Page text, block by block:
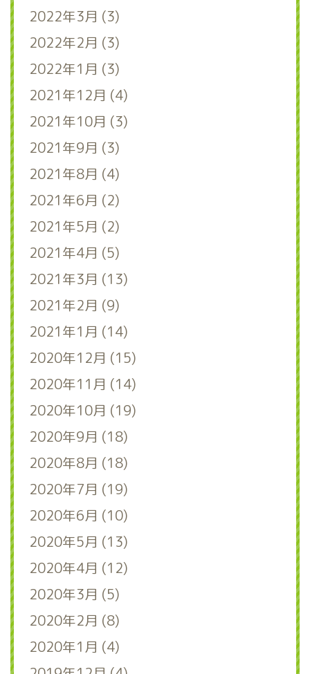
2022年3月 (3)
2022年2月 (3)
2022年1月 (3)
2021年12月 (4)
2021年10月 (3)
2021年9月 (3)
2021年8月 (4)
2021年6月 (2)
2021年5月 (2)
2021年4月 (5)
2021年3月 (13)
2021年2月 (9)
2021年1月 (14)
2020年12月 (15)
2020年11月 (14)
2020年10月 (19)
2020年9月 (18)
2020年8月 (18)
2020年7月 (19)
2020年6月 (10)
2020年5月 (13)
2020年4月 (12)
2020年3月 (5)
2020年2月 (8)
2020年1月 (4)